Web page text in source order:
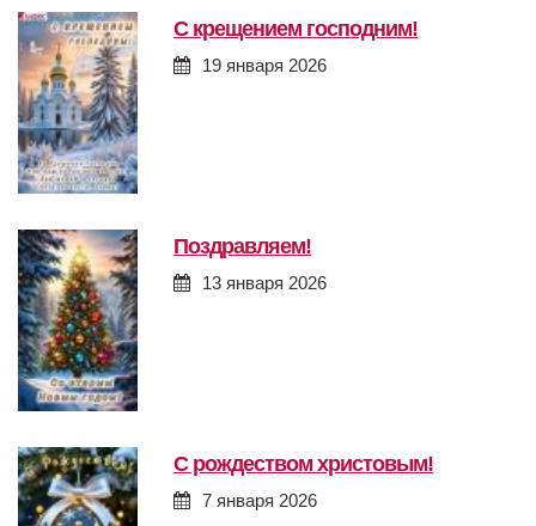
с крещением господним!
19 января 2026
поздравляем!
13 января 2026
с рождеством христовым!
7 января 2026